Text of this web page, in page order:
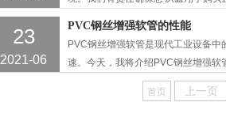
23
2021-06
PVC钢丝增强软管的性能
PVC钢丝增强软管是现代工业设备
速。今天，我将介绍PVC钢丝增强
软管的优点。该产品具有重量轻、
首页
上一页